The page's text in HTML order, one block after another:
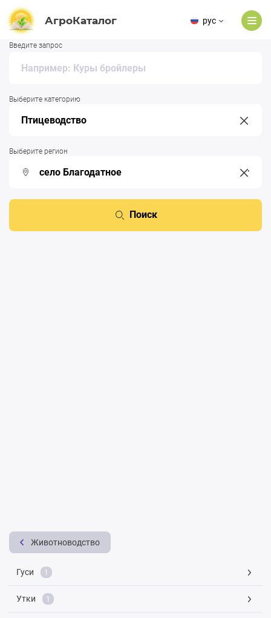
АгроКаталог рус
Введите запрос
Выберите категорию
Выберите регион
Поиск
Животноводство
Гуси 1
Утки 1